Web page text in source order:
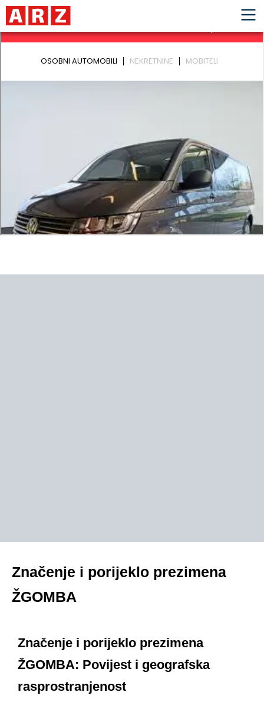
Značenje i porijeklo prezimena
ŽGOMBA
Značenje i porijeklo prezimena
ŽGOMBA: Povijest i geografska
rasprostranjenost